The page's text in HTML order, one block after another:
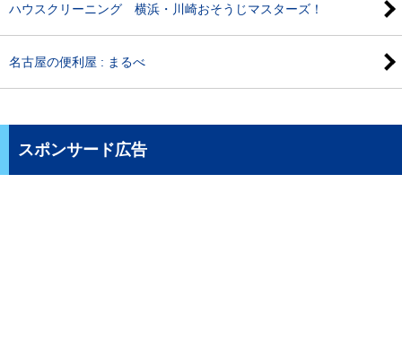
ハウスクリーニング 横浜・川崎おそうじマスターズ！
名古屋の便利屋 : まるべ
スポンサード広告